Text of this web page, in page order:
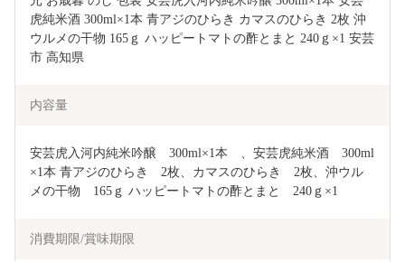
虎純米酒 300ml×1本 青アジのひらき カマスのひらき 2枚 沖
ウルメの干物 165ｇ ハッピートマトの酢とまと 240ｇ×1 安芸
市 高知県
内容量
安芸虎入河内純米吟醸　300ml×1本　、安芸虎純米酒　300ml
×1本 青アジのひらき　2枚、カマスのひらき　2枚、沖ウル
メの干物　165ｇ ハッピートマトの酢とまと　240ｇ×1
消費期限/賞味期限